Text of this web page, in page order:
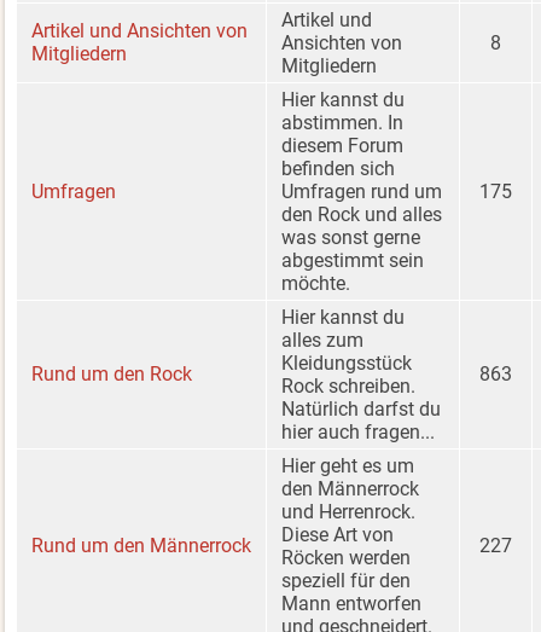
Artikel und Ansichten von
Mitgliedern
Artikel und
Ansichten von
Mitgliedern
8
Umfragen
Hier kannst du
abstimmen. In
diesem Forum
befinden sich
Umfragen rund um
den Rock und alles
was sonst gerne
abgestimmt sein
möchte.
175
Rund um den Rock
Hier kannst du
alles zum
Kleidungsstück
Rock schreiben.
Natürlich darfst du
hier auch fragen...
863
Rund um den Männerrock
Hier geht es um
den Männerrock
und Herrenrock.
Diese Art von
Röcken werden
speziell für den
Mann entworfen
und geschneidert.
227